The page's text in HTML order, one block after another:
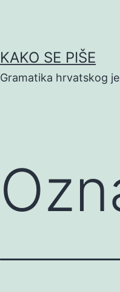
KAKO SE PIŠE
Gramatika hrvatskog